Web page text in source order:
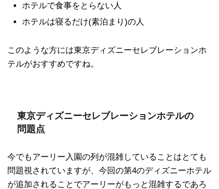
ホテルで食事をとらない人
ホテルは寝るだけ(素泊まり)の人
このような方には東京ディズニーセレブレーションホ
テルがおすすめですね。
東京ディズニーセレブレーションホテルの
問題点
今でもアーリー入園の列が混雑していることはとても
問題視されていますが、今回の第4のディズニーホテル
が追加されることでアーリーがもっと混雑するであろ